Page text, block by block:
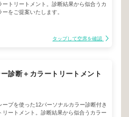
ートリートメント。診断結果から似合うカ
ーをご提案いたします。
タップして空席を確認
診断＋カラートリートメント
ープを使った12パーソナルカラー診断付き
リートメント。診断結果から似合うカラー